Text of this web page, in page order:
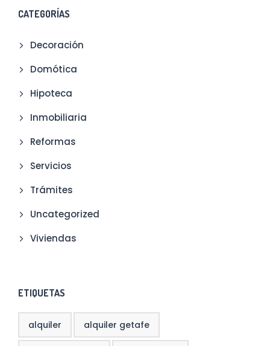
CATEGORÍAS
Decoración
Domótica
Hipoteca
Inmobiliaria
Reformas
Servicios
Trámites
Uncategorized
Viviendas
ETIQUETAS
alquiler alquiler getafe